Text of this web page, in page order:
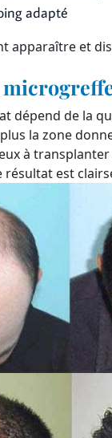
adapté
apparaître et
dépend de la
la zone
à
résultat est